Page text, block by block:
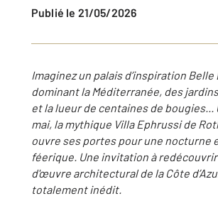
Publié le 21/05/2026
Imaginez un palais d’inspiration Belle
dominant la Méditerranée, des
et la lueur de centaines de bougies...
mai, la mythique Villa Ephrussi de
ouvre ses portes pour une nocturne
féerique. Une invitation à
d'œuvre architectural de la Côte
totalement inédit.